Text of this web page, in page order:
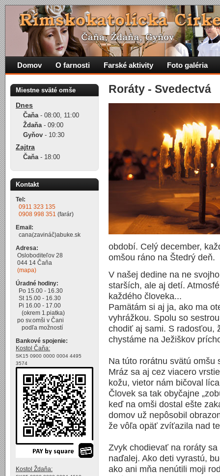
Roráty - Svedectvá
období. Celý december,
omšou ráno na Štedrý deň.
V našej dedine na ne
starších, ale aj detí.
každého človeka...
Pamätám si aj ja, ako ma
vyhrážkou. Spolu so
chodiť aj sami. S radosťou,
chystáme na Ježiškov
Na túto rorátnu svätú omšu
Mráz sa aj cez viacero
kožu, vietor nám bičoval
Človek sa tak obyčajne
keď na omši dostal ešte
domov už nepôsobil
že vôľa opäť zvíťazila nad
Zvyk chodievať na roráty
naďalej. Ako deti vyrastú,
ako ani mňa nenútili moji
Domov O farnosti Farské aktivity Foto galéria
Miestne sväté omše
Dnes
Čaňa- 08:00, 11:00
Ždaňa- 09:00
Gyňov - 10:30
Zajtra
Čaňa- 18:00
Kontakt
Tel:
0911 323 135
0908 998 351 (farár)
Email:
cana(zavináč)abuke.sk
Adresa:
Osloboditeľov 28
044 14 Čaňa
(mapa)
Úradné hodiny:
Po 15.00 - 16.30
St 15.00 - 16.30
Pi 16.00 - 17.00
(okrem 1.piatka)
po sv.omši v Čani
podľa možností
Bankové spojenie:
Kostol Čaňa:
SK15 0900 0000 0004 4495
3574
Kostol Ždaňa: